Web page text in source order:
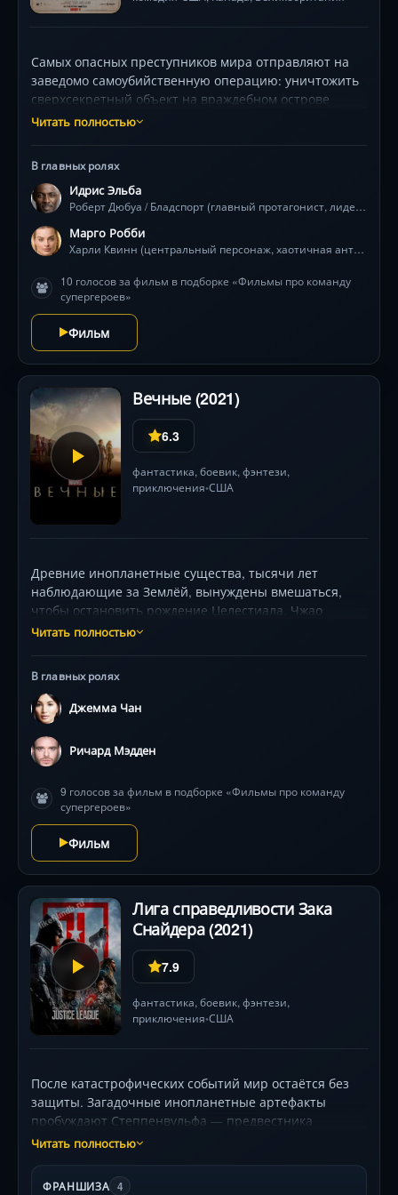
Самых опасных преступников мира отправляют на
заведомо самоубийственную операцию: уничтожить
сверхсекретный объект на враждебном острове
Корто Мальтезе. Взамен — сокращение срока.
Бладспортом (Идрис Эльба), хаотичной Харли Квинн
(Марго Робби) и фанатичным Миротворцем (Джон
Сина) быстро понимает: реальная угроза
чудовищнее задания. Джеймс Ганн дарит кровавый
карнавал абсурда, где герои мрут как мухи, а
человекозверей) шокируют и восхищают. Это — ода
анархии с идеально рассчитанным хаосом.
Читать полностью
В главных ролях
Идрис Эльба
Роберт Дюбуа / Бладспорт (главный протагонист, лидер отряда)
Марго Робби
Харли Квинн (центральный персонаж, хаотичная антигероиня)
10 голосов за фильм в подборке «Фильмы про команду
супергероев»
Фильм
Вечные (2021)
6.3
фантастика, боевик, фэнтези,
приключения•США
Древние инопланетные существа, тысячи лет
наблюдающие за Землёй, вынуждены вмешаться,
чтобы остановить рождение Целестиала. Чжао
привносит в MCU поэтичный визуал (съёмки в
темп, он расширил мифологию вселенной, введя
космических богов и генетические тайны
человечества.
Читать полностью
В главных ролях
Джемма Чан
Ричард Мэдден
9 голосов за фильм в подборке «Фильмы про команду
супергероев»
Фильм
Лига справедливости Зака
Снайдера (2021)
7.9
фантастика, боевик, фэнтези,
приключения•США
После катастрофических событий мир остаётся без
защиты. Загадочные инопланетные артефакты
пробуждают Степпенвульфа — предвестника
апокалипсиса. Бэтмен и Чудо-женщина объединяют
киборга Виктора Стоуна, чьи трагические прошлое и
Читать полностью
ФРАНШИЗА 4